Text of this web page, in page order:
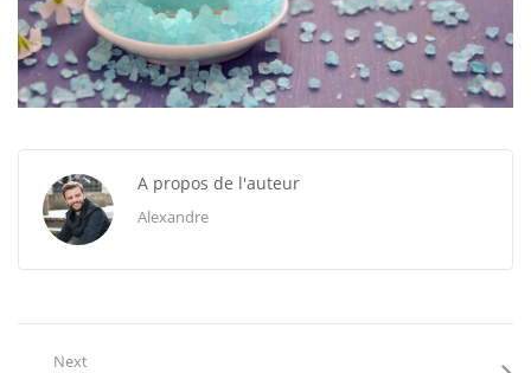
A propos de l'auteur
Alexandre
Next